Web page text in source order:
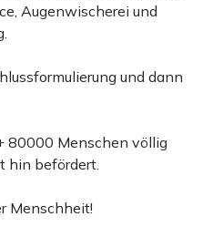
Augenwischerei und
und dann
80000 Menschen völlig
hin befördert.
Menschheit!